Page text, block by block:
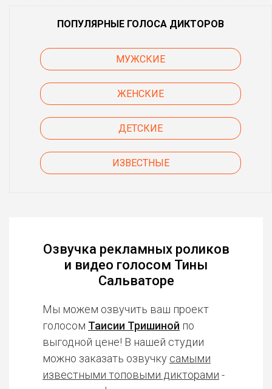
ПОПУЛЯРНЫЕ ГОЛОСА ДИКТОРОВ
МУЖСКИЕ
ЖЕНСКИЕ
ДЕТСКИЕ
ИЗВЕСТНЫЕ
Озвучка рекламных роликов
и видео голосом Тины
Сальваторе
Мы можем озвучить ваш проект
голосом Таисии Тришиной по
выгодной цене! В нашей студии
можно заказать озвучку самыми
известными топовыми дикторами -